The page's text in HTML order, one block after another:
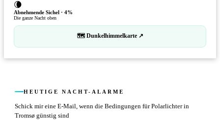
🌘
Abnehmende Sichel · 4%
Die ganze Nacht oben
🗺 Dunkelhimmelkarte ↗
HEUTIGE NACHT-ALARME
Schick mir eine E-Mail, wenn die Bedingungen für Polarlichter in
Tromsø günstig sind